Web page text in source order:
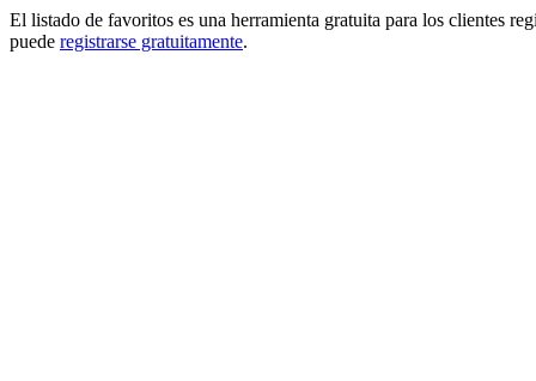
El listado de favoritos es una herramienta gratuita para los clientes
puede registrarse gratuitamente.